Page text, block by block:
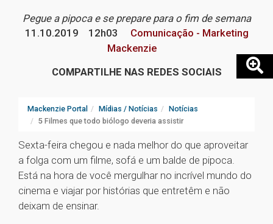
Pegue a pipoca e se prepare para o fim de semana
11.10.2019
12h03
Comunicação - Marketing
Mackenzie
COMPARTILHE NAS REDES SOCIAIS
Mackenzie Portal Mídias / Notícias
Notícias
5 Filmes que todo biólogo deveria assistir
Sexta-feira chegou e nada melhor do que aproveitar
a folga com um filme, sofá e um balde de pipoca.
Está na hora de você mergulhar no incrível mundo do
cinema e viajar por histórias que entretêm e não
deixam de ensinar.